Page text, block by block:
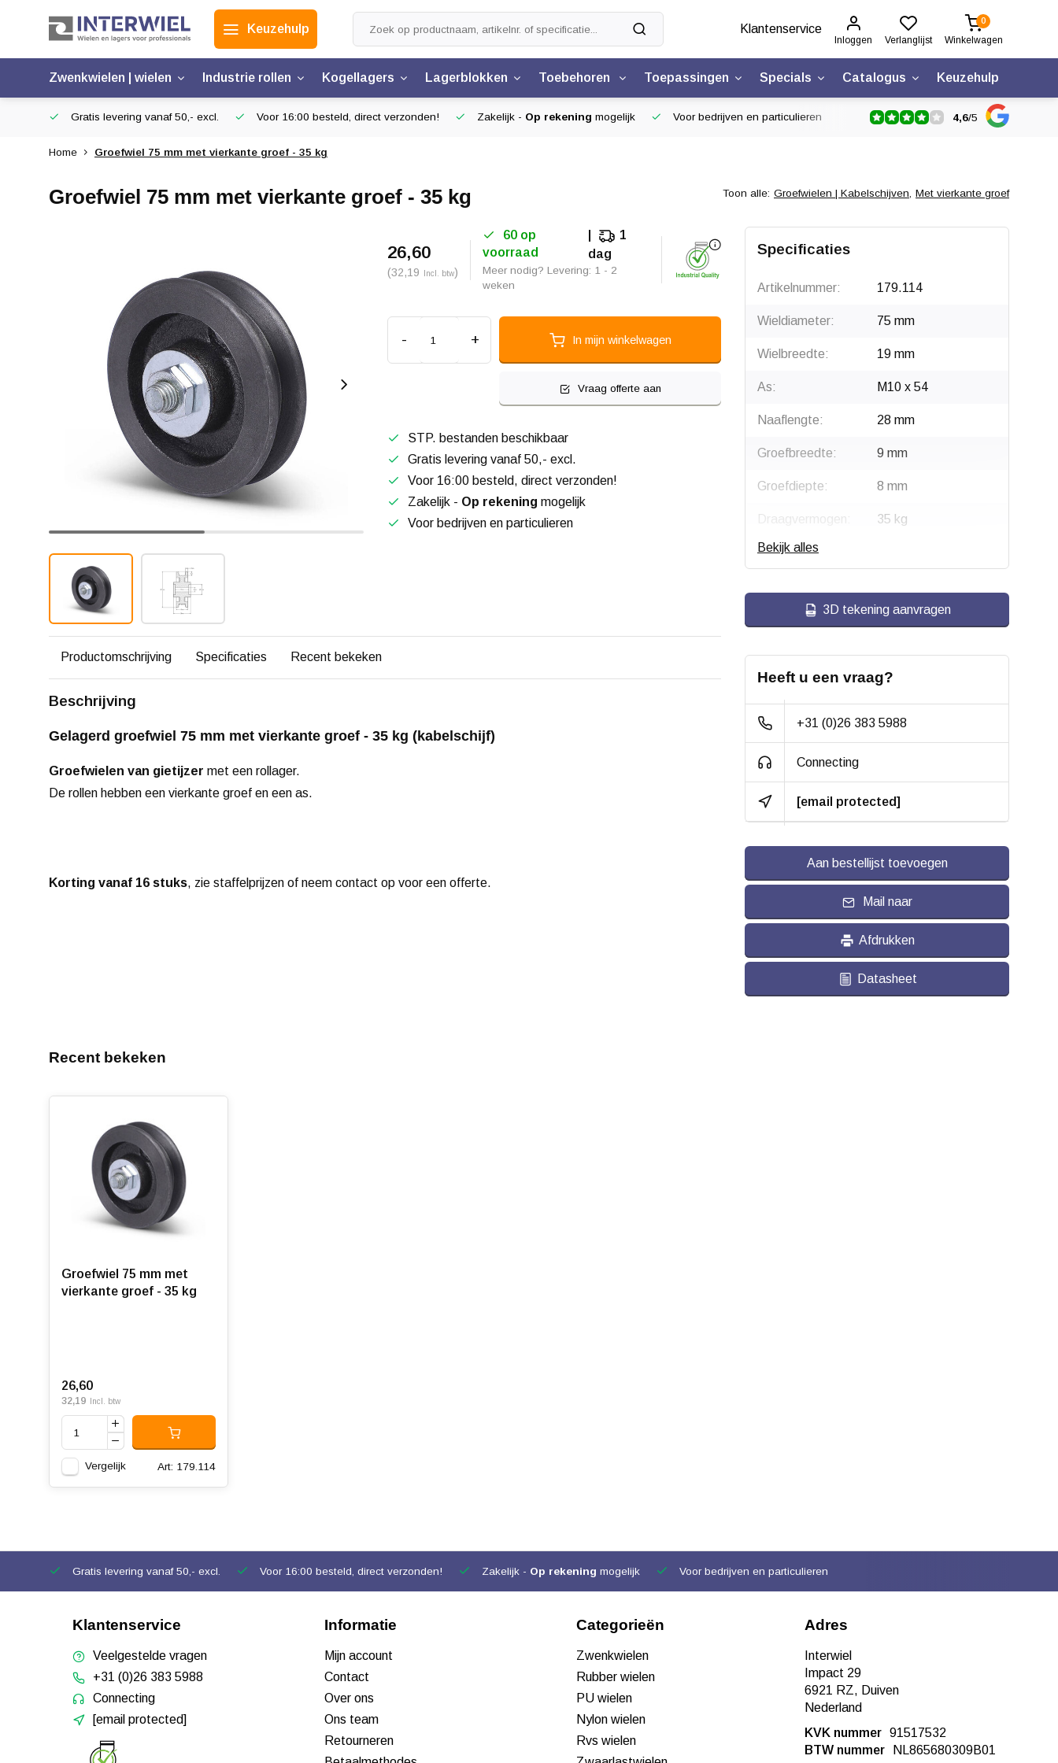
Keuzehulp Klantenservice
Inloggen Verlanglijst
0
Winkelwagen
Zwenkwielen | wielen Industrie rollen Kogellagers Lagerblokken Toebehoren Toepassingen Specials Catalogus Keuzehulp
Gratis levering vanaf 50,- excl. Voor 16:00 besteld, direct verzonden! Zakelijk - Op rekening mogelijk Voor bedrijven en particulieren 4,6/5
Home Groefwiel 75 mm met vierkante groef - 35 kg
Groefwiel 75 mm met vierkante groef - 35 kg Toon alle: Groefwielen | Kabelschijven, Met vierkante groef
26,60
(32,19 Incl. btw)
60 op
voorraad
1
dag
Meer nodig? Levering: 1 - 2
weken
- + In mijn winkelwagen
Vraag offerte aan
STP. bestanden beschikbaar
Gratis levering vanaf 50,- excl.
Voor 16:00 besteld, direct verzonden!
Zakelijk - Op rekening mogelijk
Voor bedrijven en particulieren
Productomschrijving Specificaties Recent bekeken
Beschrijving
Gelagerd groefwiel 75 mm met vierkante groef - 35 kg (kabelschijf)
Groefwielen van gietijzer met een rollager.
De rollen hebben een vierkante groef en een as.
Korting vanaf 16 stuks, zie staffelprijzen of neem contact op voor een offerte.
Specificaties
Artikelnummer: 179.114
Wieldiameter: 75 mm
Wielbreedte: 19 mm
As: M10 x 54
Naaflengte: 28 mm
Groefbreedte: 9 mm
Groefdiepte: 8 mm
Draagvermogen: 35 kg
Type wiel:
Kabelschijf
Materiaal:
Bekijk alles
3D tekening aanvragen
Heeft u een vraag?
+31 (0)26 383 5988
Connecting
[email protected]
Aan bestellijst toevoegen
Mail naar
Afdrukken
Datasheet
Recent bekeken
Groefwiel 75 mm met
vierkante groef - 35 kg
26,60
32,19 Incl. btw
Vergelijk Art: 179.114
Gratis levering vanaf 50,- excl. Voor 16:00 besteld, direct verzonden! Zakelijk - Op rekening mogelijk Voor bedrijven en particulieren
Klantenservice
Veelgestelde vragen
+31 (0)26 383 5988
Connecting
[email protected]
Informatie
Mijn account
Contact
Over ons
Ons team
Retourneren
Categorieën
Zwenkwielen
Rubber wielen
PU wielen
Nylon wielen
Rvs wielen
Adres
Interwiel
Impact 29
6921 RZ, Duiven
Nederland
KVK nummer 91517532
BTW nummer
NL865680309B01